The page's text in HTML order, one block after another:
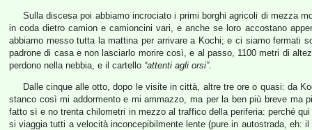
Sulla discesa poi abbiamo incrociato i primi borghi agricoli di mezza
in coda dietro camion e camioncini vari, e anche se loro accostano
abbiamo messo tutta la mattina per arrivare a Kochi; e ci siamo fermati
padrone di casa e non lasciarlo morire così, e al passo, 1100 metri di
perdono nella nebbia, e il cartello “attenti agli orsi”.
Dalle cinque alle otto, dopo le visite in città, altre tre ore o quasi: da
stanco così mi addormento e mi ammazzo, ma per la ben più breve ma
fatto sì e no trenta chilometri in mezzo al traffico della periferia: perché
si viaggia tutti a velocità inconcepibilmente lente (pure in autostrada, eh: